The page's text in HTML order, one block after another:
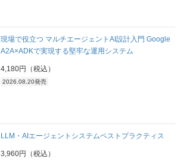
現場で役立つ マルチエージェントAI設計入門 Google
A2A×ADKで実現する堅牢な運用システム
4,180円（税込）
2026.08.20発売
LLM・AIエージェントシステムベストプラクティス
3,960円（税込）